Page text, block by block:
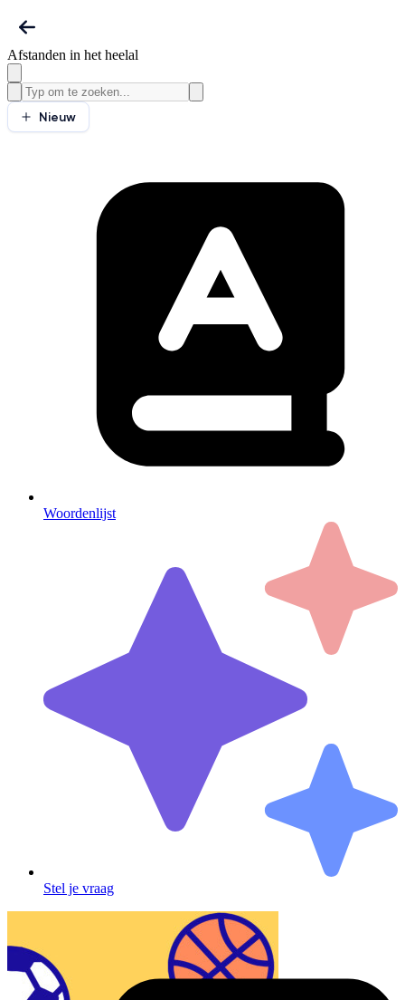
Afstanden in het heelal
Nieuw
Woordenlijst
Stel je vraag